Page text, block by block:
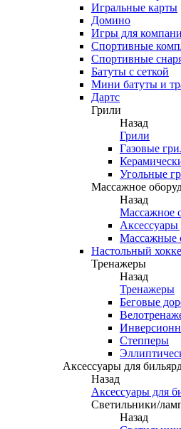
Игральные карты
Домино
Игры для
Спортивные
Спортивные
Батуты с сеткой
Мини батуты и
Дартс
Грили
Назад
Грили
Газовые
Угольные
Массажное
Назад
Массажное
Массажные
Настольный
Тренажеры
Назад
Тренажеры
Беговые
Степперы
Аксессуары для
Назад
Аксессуары для
Светильники/
Назад